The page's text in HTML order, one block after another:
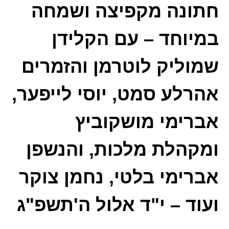
חתונה מקפיצה ושמחה
במיוחד – עם הקלידן
שמוליק לוטרמן והזמרים
אהרלע סמט, יוסי לייפער,
אברימי מושקוביץ
ומקהלת מלכות, והנשפן
אברימי בלטי, נחמן צוקר
ועוד – י"ד אלול ה'תשפ"ג